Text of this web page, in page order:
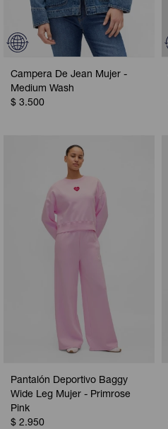
Campera De Jean Mujer -
Medium Wash
$ 3.500
Pantalón Deportivo Baggy
Wide Leg Mujer - Primrose
Pink
$ 2.950